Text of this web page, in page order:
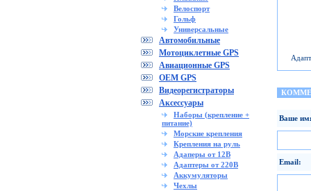
Велоспорт
Гольф
Универсальные
Автомобильные
Мотоциклетные GPS
Авиационные GPS
OEM GPS
Видеорегистраторы
Аксессуары
Наборы (крепление +
питание)
Морские крепления
Крепления на руль
Адаперы от 12В
Адаптеры от 220В
Аккумуляторы
Чехлы
Ваше
Email: